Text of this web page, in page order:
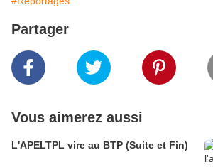
Partager
Vous aimerez aussi
L'APELTPL vire au BTP (Suite et Fin)